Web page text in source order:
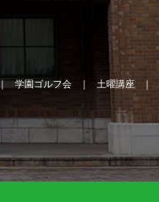
学園ゴルフ会 土曜講座